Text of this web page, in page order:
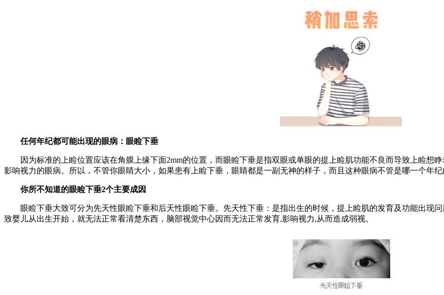
任何年纪都可能出现的眼病：眼睑下垂
因为标准的上睑位置应该在角膜上缘下面2mm的位置，而眼睑下垂是指双眼或单眼的提上睑肌功能不良而导致上睑想
影响视力的眼病。所以，不管你眼睛大小，如果患有上睑下垂，眼睛都是一副无神的样子，而且这种眼病不管是哪一个年
你所不知道的眼睑下垂2个主要成因
眼睑下垂大致可分为先天性眼睑下垂和后天性眼睑下垂。先天性下垂：是指出生的时候，提上睑肌的发育及功能出现
致婴儿从出生开始，就无法正常看清楚东西，脑部视觉中心因而无法正常发育,影响视力,从而造成弱视。